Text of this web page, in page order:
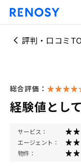
評判・口コミ
総合評価：
経験値とし
サービス：
エージェント：
物件：